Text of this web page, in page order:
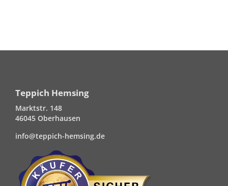
Teppich Hemsing
Marktstr. 148
46045 Oberhausen
info@teppich-hemsing.de